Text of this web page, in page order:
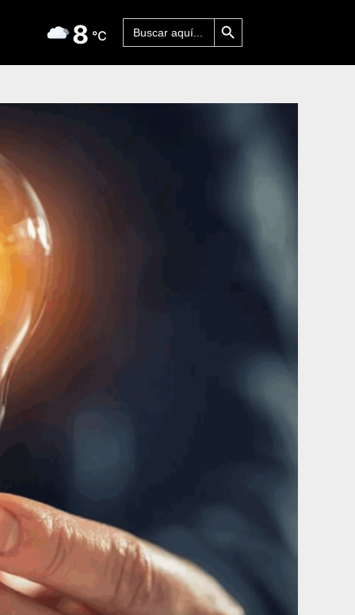
8 °C
Buscar: Botón de búsqueda